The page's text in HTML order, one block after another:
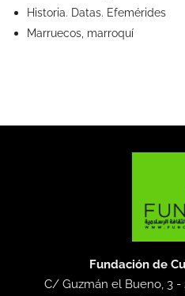
Historia. Datas. Efemérides
Marruecos, marroquí
Fundación de
C/ Guzmán el Bueno, 3